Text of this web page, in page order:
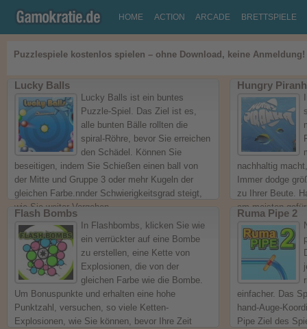
HOME ACTION ARCADE BRETTSPIELE
Puzzlespiele kostenlos spielen – ohne Download, keine Anmeldung!
Lucky Balls
Lucky Balls ist ein buntes
Puzzle-Spiel. Das Ziel ist es,
alle bunten Bälle rollten die
spiral-Röhre, bevor Sie erreichen
den Schädel. Können Sie
beseitigen, indem Sie Schießen einen ball von
der Mitte und Gruppe 3 oder mehr Kugeln der
gleichen Farbe.nnder Schwierigkeitsgrad steigt,
wie Sie weiter Vorgehen.
(No Ratings Yet)
Hungry
nachhaltig
Immer dodge
zu Ihrer Beute.
am meisten
food-Kette?
(No
Flash Bombs
In Flashbombs, klicken Sie wie
ein verrückter auf eine Bombe
zu erstellen, eine Kette von
Explosionen, die von der
gleichen Farbe wie die Bombe.
Um Bonuspunkte und erhalten eine hohe
Punktzahl, versuchen, so viele Ketten-
Explosionen, wie Sie können, bevor Ihre Zeit
Ruma Pipe 2
einfacher. Das
hand-Auge-
Pipe Ziel des